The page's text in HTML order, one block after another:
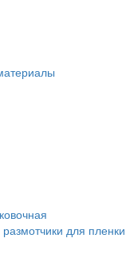
для пленки